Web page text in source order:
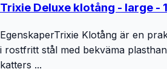
Trixie Deluxe klotång - large -
EgenskaperTrixie Klotång är en
i rostfritt stål med bekväma
katters ...